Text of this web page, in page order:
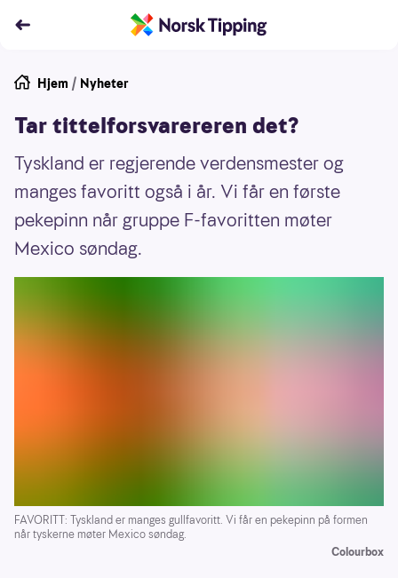
Hjem / Nyheter
Tar tittelforsvarereren det?
Tyskland er regjerende verdensmester og
manges favoritt også i år. Vi får en første
pekepinn når gruppe F-favoritten møter
Mexico søndag.
FAVORITT: Tyskland er manges gullfavoritt. Vi får en pekepinn på formen
når tyskerne møter Mexico søndag.
Colourbox